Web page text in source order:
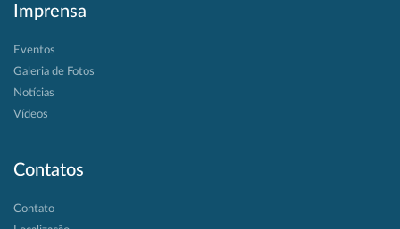
Imprensa
Eventos
Galeria de Fotos
Notícias
Vídeos
Contatos
Contato